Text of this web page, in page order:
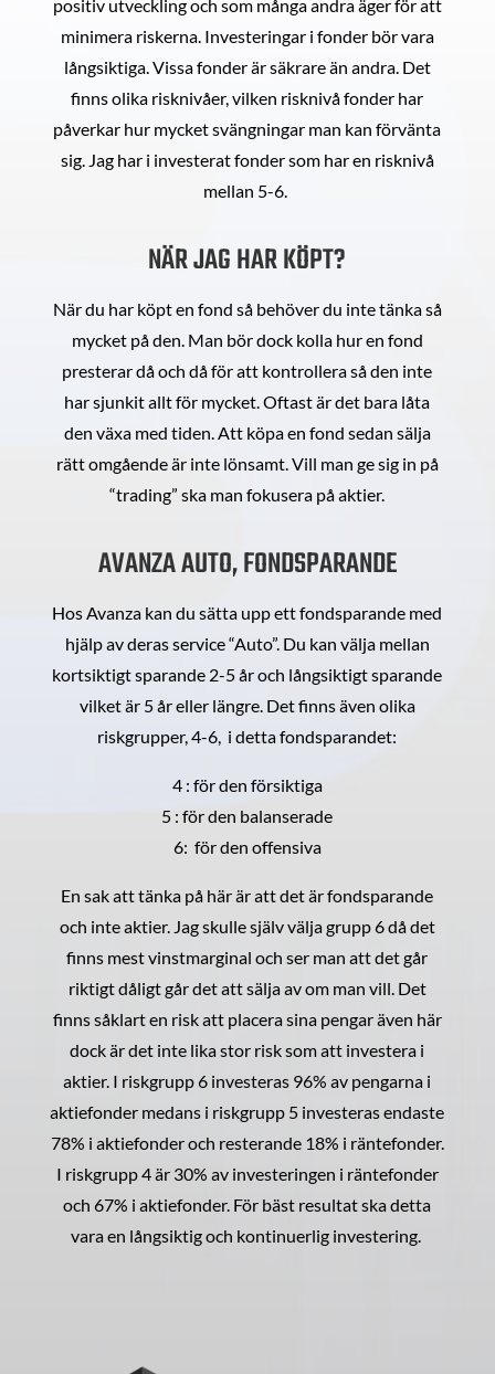
positiv utveckling och som många andra äger för att
minimera riskerna. Investeringar i fonder bör vara
långsiktiga. Vissa fonder är säkrare än andra. Det
finns olika risknivåer, vilken risknivå fonder har
påverkar hur mycket svängningar man kan förvänta
sig. Jag har i investerat fonder som har en risknivå
mellan 5-6.
NÄR JAG HAR KÖPT?
När du har köpt en fond så behöver du inte tänka så
mycket på den. Man bör dock kolla hur en fond
presterar då och då för att kontrollera så den inte
har sjunkit allt för mycket. Oftast är det bara låta
den växa med tiden. Att köpa en fond sedan sälja
rätt omgående är inte lönsamt. Vill man ge sig in på
“trading” ska man fokusera på aktier.
AVANZA AUTO, FONDSPARANDE
Hos Avanza kan du sätta upp ett fondsparande med
hjälp av deras service “Auto”. Du kan välja mellan
kortsiktigt sparande 2-5 år och långsiktigt sparande
vilket är 5 år eller längre. Det finns även olika
riskgrupper, 4-6, i detta fondsparandet:
4 : för den försiktiga
5 : för den balanserade
6: för den offensiva
En sak att tänka på här är att det är fondsparande
och inte aktier. Jag skulle själv välja grupp 6 då det
finns mest vinstmarginal och ser man att det går
riktigt dåligt går det att sälja av om man vill. Det
finns såklart en risk att placera sina pengar även här
dock är det inte lika stor risk som att investera i
aktier. I riskgrupp 6 investeras 96% av pengarna i
aktiefonder medans i riskgrupp 5 investeras endaste
78% i aktiefonder och resterande 18% i räntefonder.
I riskgrupp 4 är 30% av investeringen i räntefonder
och 67% i aktiefonder. För bäst resultat ska detta
vara en långsiktig och kontinuerlig investering.